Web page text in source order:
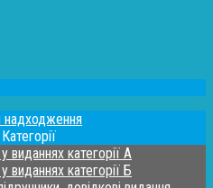
надходження
Категорії
виданнях категорії А
виданнях категорії Б